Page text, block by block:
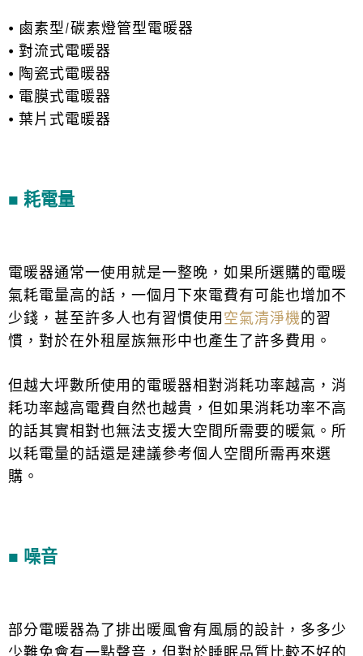
⦁ 鹵素型/碳素燈管型電暖器
⦁ 對流式電暖器
⦁ 陶瓷式電暖器
⦁ 電膜式電暖器
⦁ 葉片式電暖器
■ 耗電量
電暖器通常一使用就是一整晚，如果所選購的電暖
氣耗電量高的話，一個月下來電費有可能也增加不
少錢，甚至許多人也有習慣使用 空氣清淨機的習
慣，對於在外租屋族無形中也產生了許多費用。
但越大坪數所使用的電暖器相對消耗功率越高，消
耗功率越高電費自然也越貴，但如果消耗功率不高
的話其實相對也無法支援大空間所需要的暖氣。所
以耗電量的話還是建議參考個人空間所需再來選
購。
■ 噪音
部分電暖器為了排出暖風會有風扇的設計，多多少
少難免會有一點聲音，但對於睡眠品質比較不好的